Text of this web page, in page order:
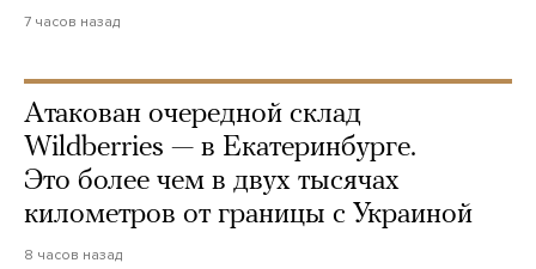
7 часов назад
Атакован очередной склад
Wildberries — в Екатеринбурге.
Это более чем в двух тысячах
километров от границы с Украиной
8 часов назад